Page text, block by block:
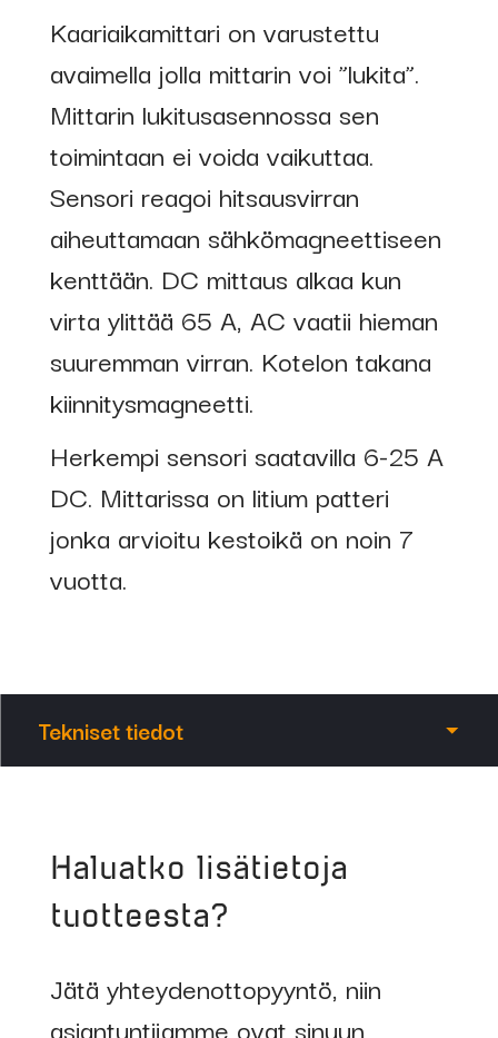
Kaariaikamittari on varustettu
avaimella jolla mittarin voi ”lukita”.
Mittarin lukitusasennossa sen
toimintaan ei voida vaikuttaa.
Sensori reagoi hitsausvirran
aiheuttamaan sähkömagneettiseen
kenttään. DC mittaus alkaa kun
virta ylittää 65 A, AC vaatii hieman
suuremman virran. Kotelon takana
kiinnitysmagneetti.
Herkempi sensori saatavilla 6-25 A
DC. Mittarissa on litium patteri
jonka arvioitu kestoikä on noin 7
vuotta.
Tekniset tiedot
69540
RETCO-KADK
Haluatko lisätietoja
tuotteesta?
Jätä yhteydenottopyyntö, niin
asiantuntijamme ovat sinuun